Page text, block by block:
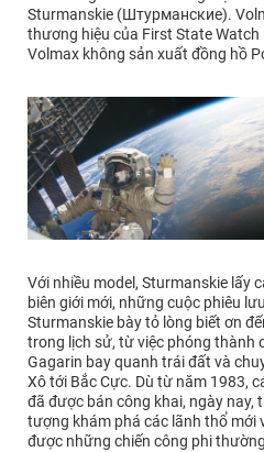
Sturmanskie (Штурманские).
thương hiệu của First State
Volmax không sản xuất đồng hồ
Với nhiều model, Sturmanskie lấy
biên giới mới, những cuộc phiêu
Sturmanskie bày tỏ lòng biết ơn
trong lịch sử, từ việc phóng thành
Gagarin bay quanh trái đất và
Xô tới Bắc Cực. Dù từ năm 1983,
đã được bán công khai, ngày nay,
tượng khám phá các lãnh thổ mới
được những chiến công phi